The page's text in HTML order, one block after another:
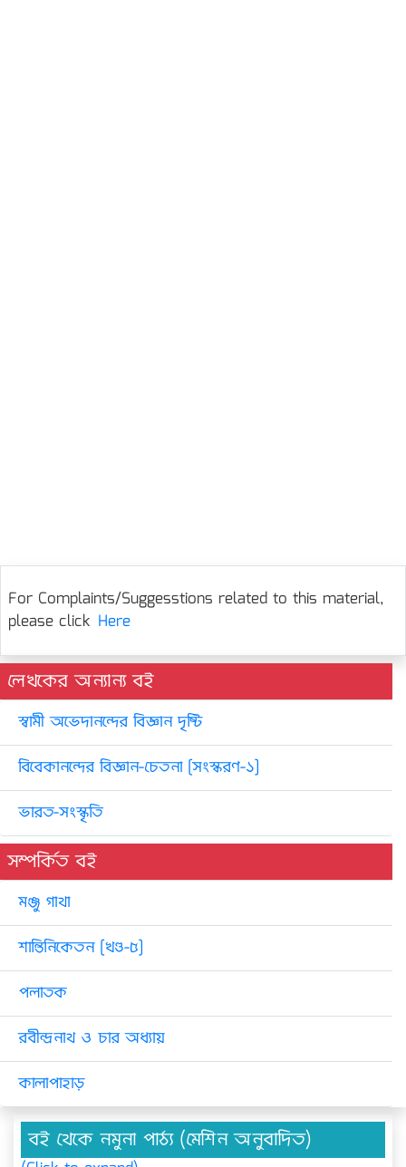
For Complaints/Suggesstions related to this material,
please click Here
লেখকের অন্যান্য বই
স্বামী অভেদানন্দের বিজ্ঞান দৃষ্টি
বিবেকানন্দের বিজ্ঞান-চেতনা [সংস্করণ-১]
ভারত-সংস্কৃতি
সম্পর্কিত বই
মঞ্জু গাথা
শান্তিনিকেতন [খণ্ড-৫]
পলাতক
রবীন্দ্রনাথ ও চার অধ্যায়
কালাপাহাড়
বই থেকে নমুনা পাঠ্য (মেশিন অনুবাদিত)